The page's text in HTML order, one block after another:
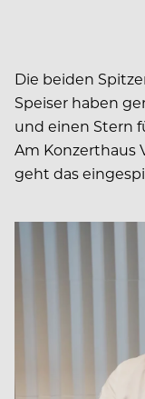
Die beiden
Speiser haben
und einen Stern
Am Konzerthaus
geht das